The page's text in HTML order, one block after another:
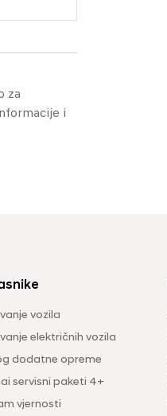
za
i
vozila
električnih vozila
dodatne opreme
servisni paketi 4+
vjernosti